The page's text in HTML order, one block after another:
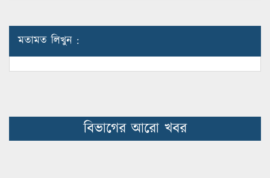
মতামত লিখুন :
বিভাগের আরো খবর